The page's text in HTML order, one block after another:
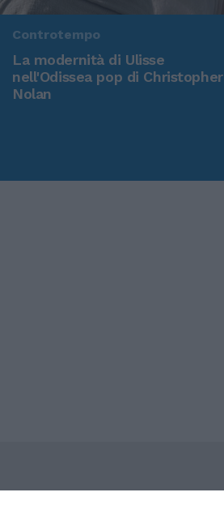
Controtempo
La modernità di Ulisse
nell'Odissea pop di Christopher
Nolan